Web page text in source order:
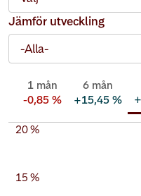
Jämför utveckling
-Alla-
1 mån
-0,85 %
6 mån
+15,45 %
+
15 %
20 %